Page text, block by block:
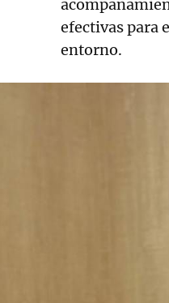
efectivas para
entorno.